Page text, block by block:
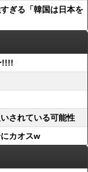
ぎる「韓国は日本を
!!!!
されている可能性
カオスw